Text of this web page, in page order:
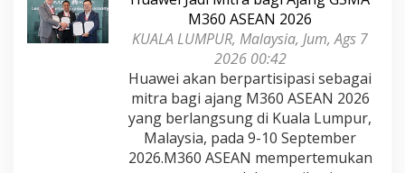
M360 ASEAN 2026
KUALA LUMPUR, Malaysia, Jum, Ags 7
2026 00:42
Huawei akan berpartisipasi sebagai
mitra bagi ajang M360 ASEAN 2026
yang berlangsung di Kuala Lumpur,
Malaysia, pada 9-10 September
2026.M360 ASEAN mempertemukan